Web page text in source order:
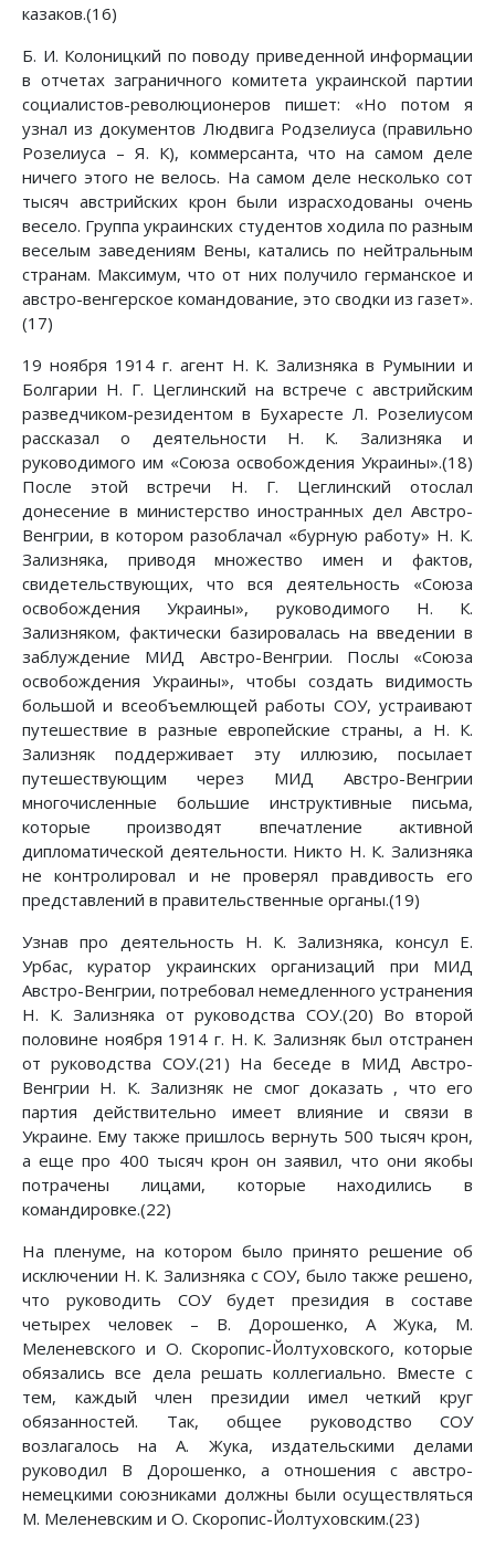
казаков.(16)
Б. И. Колоницкий по поводу приведенной информации
в отчетах заграничного комитета украинской партии
социалистов-революционеров пишет: «Но потом я
узнал из документов Людвига Родзелиуса (правильно
Розелиуса – Я. К), коммерсанта, что на самом деле
ничего этого не велось. На самом деле несколько сот
тысяч австрийских крон были израсходованы очень
весело. Группа украинских студентов ходила по разным
веселым заведениям Вены, катались по нейтральным
странам. Максимум, что от них получило германское и
австро-венгерское командование, это сводки из газет».
(17)
19 ноября 1914 г. агент Н. К. Зализняка в Румынии и
Болгарии Н. Г. Цеглинский на встрече с австрийским
разведчиком-резидентом в Бухаресте Л. Розелиусом
рассказал о деятельности Н. К. Зализняка и
руководимого им «Союза освобождения Украины».(18)
После этой встречи Н. Г. Цеглинский отослал
донесение в министерство иностранных дел Австро-
Венгрии, в котором разоблачал «бурную работу» Н. К.
Зализняка, приводя множество имен и фактов,
свидетельствующих, что вся деятельность «Союза
освобождения Украины», руководимого Н. К.
Зализняком, фактически базировалась на введении в
заблуждение МИД Австро-Венгрии. Послы «Союза
освобождения Украины», чтобы создать видимость
большой и всеобъемлющей работы СОУ, устраивают
путешествие в разные европейские страны, а Н. К.
Зализняк поддерживает эту иллюзию, посылает
путешествующим через МИД Австро-Венгрии
многочисленные большие инструктивные письма,
которые производят впечатление активной
дипломатической деятельности. Никто Н. К. Зализняка
не контролировал и не проверял правдивость его
представлений в правительственные органы.(19)
Узнав про деятельность Н. К. Зализняка, консул Е.
Урбас, куратор украинских организаций при МИД
Австро-Венгрии, потребовал немедленного устранения
Н. К. Зализняка от руководства СОУ.(20) Во второй
половине ноября 1914 г. Н. К. Зализняк был отстранен
от руководства СОУ.(21) На беседе в МИД Австро-
Венгрии Н. К. Зализняк не смог доказать , что его
партия действительно имеет влияние и связи в
Украине. Ему также пришлось вернуть 500 тысяч крон,
а еще про 400 тысяч крон он заявил, что они якобы
потрачены лицами, которые находились в
командировке.(22)
На пленуме, на котором было принято решение об
исключении Н. К. Зализняка с СОУ, было также решено,
что руководить СОУ будет президия в составе
четырех человек – В. Дорошенко, А Жука, М.
Меленевского и О. Скоропис-Йолтуховского, которые
обязались все дела решать коллегиально. Вместе с
тем, каждый член президии имел четкий круг
обязанностей. Так, общее руководство СОУ
возлагалось на А. Жука, издательскими делами
руководил В Дорошенко, а отношения с австро-
немецкими союзниками должны были осуществляться
М. Меленевским и О. Скоропис-Йолтуховским.(23)